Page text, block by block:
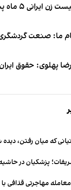
پس از پناهندگی، شهروند استرالیا شدند
ما: صنعت
پهلوی: حقوق
که میان رفتن،
پزشکیان در
مهاجرتی قذافی با